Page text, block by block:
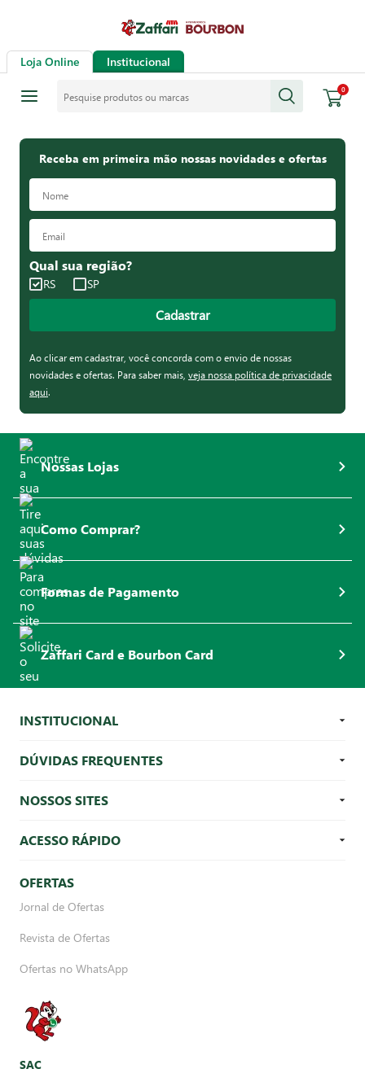
Loja Online Institucional
0
Receba em primeira mão nossas novidades e ofertas
Qual sua região?
RS SP
Cadastrar
Ao clicar em cadastrar, você concorda com o envio de nossas
novidades e ofertas. Para saber mais, veja nossa política de privacidade
aqui.
Nossas Lojas
Como Comprar?
Formas de Pagamento
Zaffari Card e Bourbon Card
INSTITUCIONAL
DÚVIDAS FREQUENTES
NOSSOS SITES
ACESSO RÁPIDO
OFERTAS
Jornal de Ofertas
Revista de Ofertas
Ofertas no WhatsApp
SAC